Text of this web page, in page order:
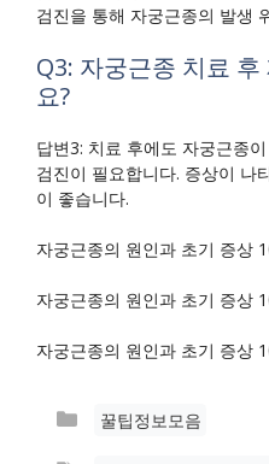
검진을 통해 자궁근종의 발생
Q3: 자궁근종 치료
요?
답변3: 치료 후에도 자궁근종
검진이 필요합니다. 증상이 나
이 좋습니다.
자궁근종의 원인과 초기 증상
자궁근종의 원인과 초기 증상
자궁근종의 원인과 초기 증상
카
꿀팁정보모음